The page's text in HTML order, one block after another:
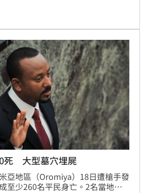
王朝走向滅亡。但中國聲稱找到的
的寵妃罷了！
死 大型墓穴埋屍
亞地區（Oromiya）18日遭槍手發
至少260名平民身亡。2名當地居